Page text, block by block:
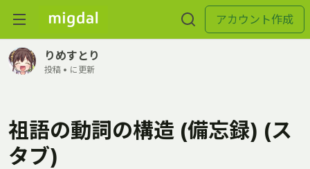
アカウント作成
りめすとり
投稿 • に更新
祖語の動詞の構造 (備忘録) (ス
タブ)